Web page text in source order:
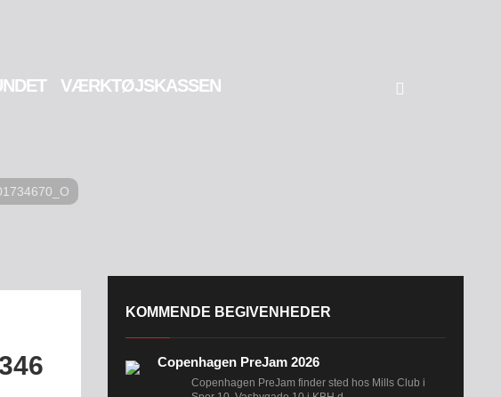
VÆRKTØJSKASSEN
KOMMENDE BEGIVENHEDER
Copenhagen PreJam 2026
Copenhagen PreJam finder sted hos Mills Club i